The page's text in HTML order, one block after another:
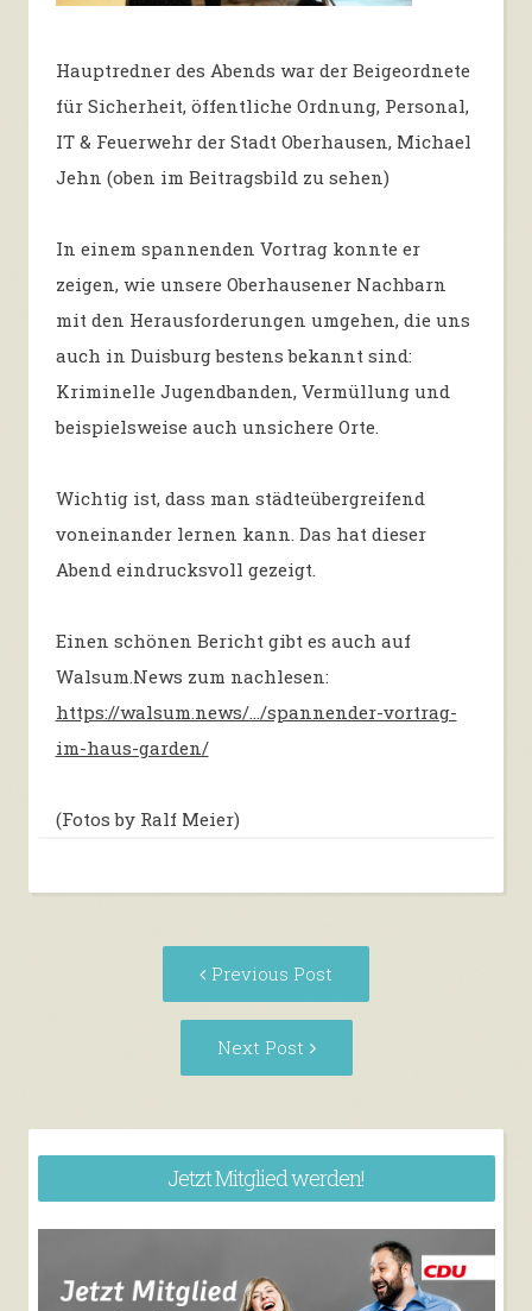
Hauptredner des Abends war der Beigeordnete
für Sicherheit, öffentliche Ordnung, Personal,
IT & Feuerwehr der Stadt Oberhausen, Michael
Jehn (oben im Beitragsbild zu sehen)
In einem spannenden Vortrag konnte er
zeigen, wie unsere Oberhausener Nachbarn
mit den Herausforderungen umgehen, die uns
auch in Duisburg bestens bekannt sind:
Kriminelle Jugendbanden, Vermüllung und
beispielsweise auch unsichere Orte.
Wichtig ist, dass man städteübergreifend
voneinander lernen kann. Das hat dieser
Abend eindrucksvoll gezeigt.
Einen schönen Bericht gibt es auch auf
Walsum.News zum nachlesen:
https://walsum.news/…/spannender-vortrag-
im-haus-garden/
(Fotos by Ralf Meier)
Previous Post
post:
Next Post
Post:
Jetzt Mitglied werden!